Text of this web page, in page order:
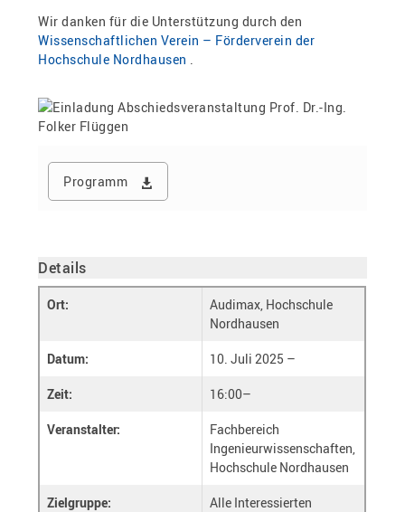
Wir danken für die Unterstützung durch den
Wissenschaftlichen Verein – Förderverein der
Hochschule Nordhausen .
Programm
Details
Ort:
Audimax, Hochschule
Nordhausen
Datum: 10. Juli 2025 –
Zeit: 16:00–
Veranstalter:
Fachbereich
Ingenieurwissenschaften,
Hochschule Nordhausen
Zielgruppe: Alle Interessierten